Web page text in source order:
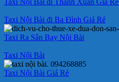
Taxi Nội Bài đi Ba Đình Giá Rẻ
Taxi Ra Sân Bay Nội Bài
Taxi Nội Bài
Taxi Nội Bài Giá Rẻ